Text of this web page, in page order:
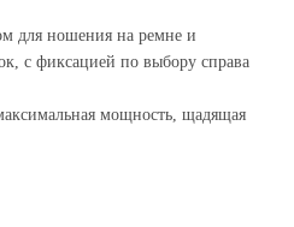
для ношения на ремне и
с фиксацией по выбору справа
мощность, щадящая